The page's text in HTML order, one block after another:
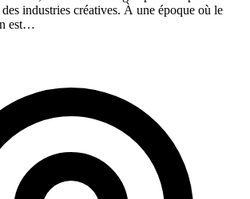
industries créatives. À une époque où le
est…